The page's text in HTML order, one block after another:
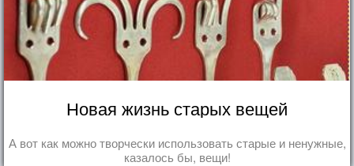
Новая жизнь старых вещей
А вот как можно творчески использовать старые и ненужные,
казалось бы, вещи!